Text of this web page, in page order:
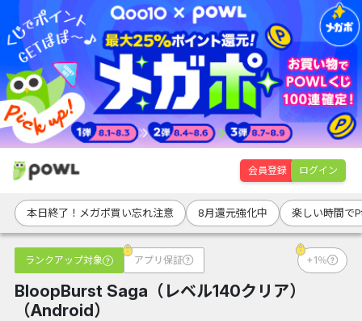
会員登録 ログイン
本日終了！メガポ買い忘れ注意 8月還元強化中 楽しい時間で
ランクアップ対象 アプリ保証 +1％
BloopBurst Saga（レベル140クリア）
（Android）